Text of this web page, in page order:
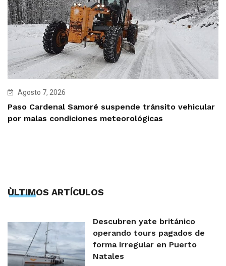
Agosto 7, 2026
Paso Cardenal Samoré suspende tránsito vehicular
por malas condiciones meteorológicas
ÙLTIMOS ARTÍCULOS
Descubren yate británico
operando tours pagados de
forma irregular en Puerto
Natales